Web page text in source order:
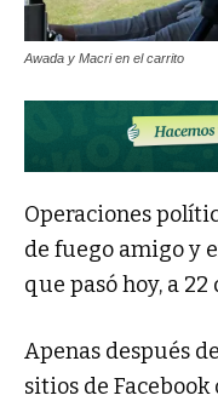
Awada y Macri en el carrito
Operaciones
de fuego amigo y
que pasó hoy, a
Apenas después
sitios de Facebook